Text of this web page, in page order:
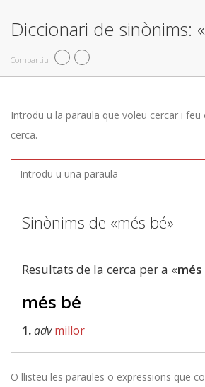
Diccionari de sinònims:
Compartiu
Introduïu la paraula que voleu cercar i feu
cerca.
Sinònims de «més bé»
Resultats de la cerca per a «més
més bé
1.adv millor
O llisteu les paraules o expressions que